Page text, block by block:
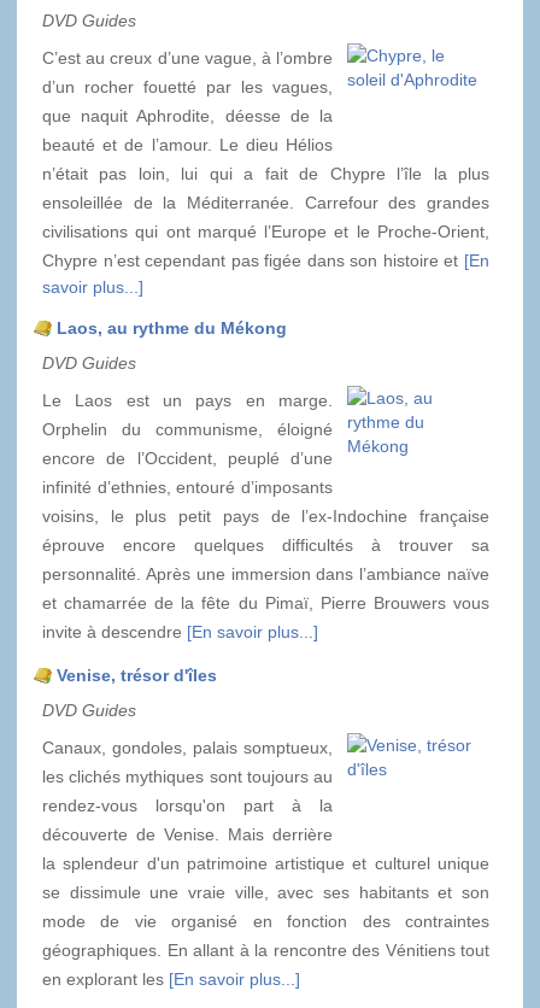
DVD Guides
C’est au creux d’une vague, à l’ombre
d’un rocher fouetté par les vagues,
que naquit Aphrodite, déesse de la
beauté et de l’amour. Le dieu Hélios
n’était pas loin, lui qui a fait de Chypre l’île la plus
ensoleillée de la Méditerranée. Carrefour des grandes
civilisations qui ont marqué l’Europe et le Proche-Orient,
Chypre n’est cependant pas figée dans son histoire et [En
savoir plus...]
Laos, au rythme du Mékong
DVD Guides
Le Laos est un pays en marge.
Orphelin du communisme, éloigné
encore de l’Occident, peuplé d’une
infinité d’ethnies, entouré d’imposants
voisins, le plus petit pays de l’ex-Indochine française
éprouve encore quelques difficultés à trouver sa
personnalité. Après une immersion dans l’ambiance naïve
et chamarrée de la fête du Pimaï, Pierre Brouwers vous
invite à descendre [En savoir plus...]
Venise, trésor d'îles
DVD Guides
Canaux, gondoles, palais somptueux,
les clichés mythiques sont toujours au
rendez-vous lorsqu'on part à la
découverte de Venise. Mais derrière
la splendeur d'un patrimoine artistique et culturel unique
se dissimule une vraie ville, avec ses habitants et son
mode de vie organisé en fonction des contraintes
géographiques. En allant à la rencontre des Vénitiens tout
en explorant les [En savoir plus...]